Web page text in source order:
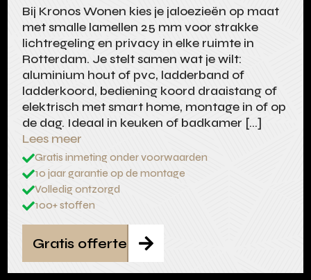
Bij Kronos Wonen kies je jaloezieën op maat
met smalle lamellen 25 mm voor strakke
lichtregeling en privacy in elke ruimte in
Rotterdam. Je stelt samen wat je wilt:
aluminium hout of pvc, ladderband of
ladderkoord, bediening koord draaistang of
elektrisch met smart home, montage in of op
de dag. Ideaal in keuken of badkamer […]
Lees meer
Gratis inmeting onder voorwaarden
10 jaar garantie op de montage
Volledig ontzorgd
100+ stoffen

Gratis offerte